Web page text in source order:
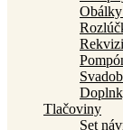
Tlačoviny
Set